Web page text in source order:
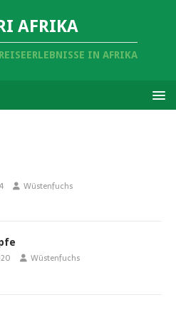
AFRIKA
IN AFRIKA
Wüstenfuchs
Wüstenfuchs